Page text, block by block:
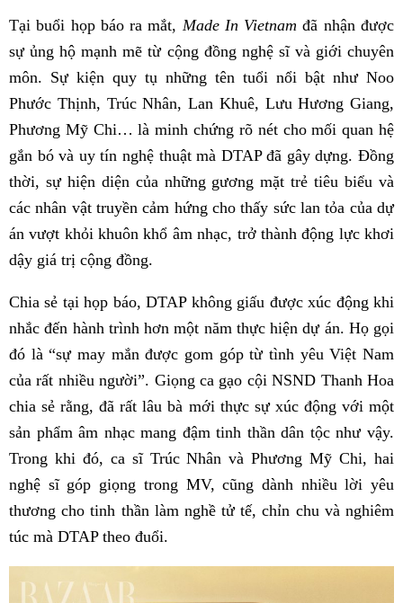
Tại buổi họp báo ra mắt, Made In Vietnamđã nhận được
sự ủng hộ mạnh mẽ từ cộng đồng nghệ sĩ và giới chuyên
môn. Sự kiện quy tụ những tên tuổi nổi bật như Noo
Phước Thịnh, Trúc Nhân, Lan Khuê, Lưu Hương Giang,
Phương Mỹ Chi… là minh chứng rõ nét cho mối quan hệ
gắn bó và uy tín nghệ thuật mà DTAP đã gây dựng. Đồng
thời, sự hiện diện của những gương mặt trẻ tiêu biểu và
các nhân vật truyền cảm hứng cho thấy sức lan tỏa của dự
án vượt khỏi khuôn khổ âm nhạc, trở thành động lực khơi
dậy giá trị cộng đồng.
Chia sẻ tại họp báo, DTAP không giấu được xúc động khi
nhắc đến hành trình hơn một năm thực hiện dự án. Họ gọi
đó là “sự may mắn được gom góp từ tình yêu Việt Nam
của rất nhiều người”. Giọng ca gạo cội NSND Thanh Hoa
chia sẻ rằng, đã rất lâu bà mới thực sự xúc động với một
sản phẩm âm nhạc mang đậm tinh thần dân tộc như vậy.
Trong khi đó, ca sĩ Trúc Nhân và Phương Mỹ Chi, hai
nghệ sĩ góp giọng trong MV, cũng dành nhiều lời yêu
thương cho tinh thần làm nghề tử tế, chỉn chu và nghiêm
túc mà DTAP theo đuổi.